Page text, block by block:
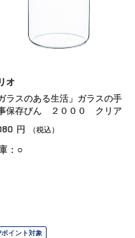
オ
ガラスのある生活」ガラスの手
保存びん ２０００ クリア
円 （税込）
：○
ポイント対象